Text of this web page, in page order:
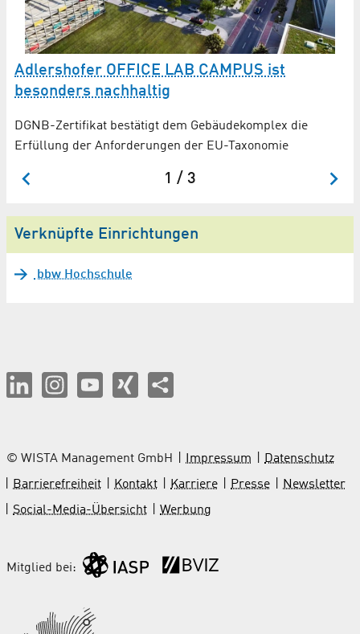
Adlershofer OFFICE LAB CAMPUS ist
besonders nachhaltig
DGNB-Zertifikat bestätigt dem Gebäudekomplex die
Erfüllung der Anforderungen der EU-Taxonomie
1 / 3
Verknüpfte Einrichtungen
bbw Hochschule
© WISTA Management GmbH Impressum
Datenschutz
Barrierefreiheit
Kontakt Karriere Presse
Newsletter
Social-Media-Übersicht
Werbung
Mitglied bei: